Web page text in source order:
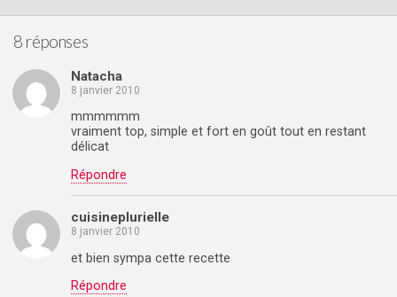
8 réponses
Natacha
8 janvier 2010
mmmmmm
vraiment top, simple et fort en goût tout en restant
délicat
Répondre
cuisineplurielle
8 janvier 2010
et bien sympa cette recette
Répondre